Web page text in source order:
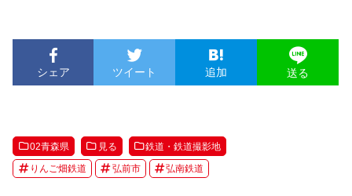
シェア ツイート 追加 送る
02青森県 見る 鉄道・鉄道撮影地
りんご畑鉄道 弘前市 弘南鉄道